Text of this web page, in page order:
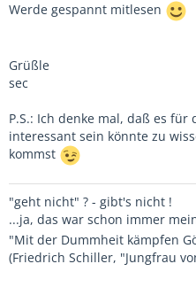
Werde gespannt mitlesen
Grüßle
sec
P.S.: Ich denke mal, daß es
interessant sein könnte zu
kommst
"geht nicht" ? - gibt's nicht !
...ja, das war schon immer
"Mit der Dummheit kämpfen
(Friedrich Schiller, "Jungfrau